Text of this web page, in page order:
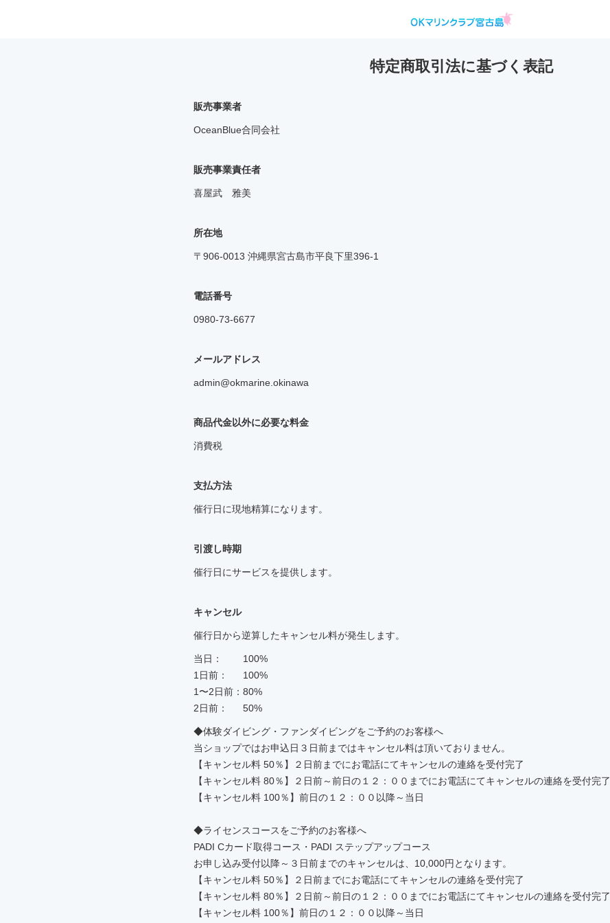
特定商取引法に基づく表記
販売事業者
OceanBlue合同会社
販売事業責任者
喜屋武 雅美
所在地
〒906-0013 沖縄県宮古島市平良下里396-1
電話番号
0980-73-6677
メールアドレス
admin@okmarine.okinawa
商品代金以外に必要な料金
消費税
支払方法
催行日に現地精算になります。
引渡し時期
催行日にサービスを提供します。
キャンセル
催行日から逆算したキャンセル料が発生します。
当日：
100%
1日前：
100%
1〜2日前： 80%
2日前：
50%
◆体験ダイビング・ファンダイビングをご予約のお客様へ
当ショップではお申込日３日前まではキャンセル料は頂いておりません。
【キャンセル料 50％】２日前までにお電話にてキャンセルの連絡を受付完了
【キャンセル料 80％】２日前～前日の１２：００までにお電話にてキャンセルの連絡を受付完了
【キャンセル料 100％】前日の１２：００以降～当日
◆ライセンスコースをご予約のお客様へ
PADI Cカード取得コース・PADI ステップアップコース
お申し込み受付以降～３日前までのキャンセルは、10,000円となります。
【キャンセル料 50％】２日前までにお電話にてキャンセルの連絡を受付完了
【キャンセル料 80％】２日前～前日の１２：００までにお電話にてキャンセルの連絡を受付完了
【キャンセル料 100％】前日の１２：００以降～当日